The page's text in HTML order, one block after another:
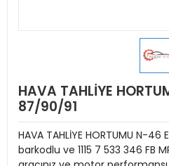
HAVA TAHLİYE
87/90/91
HAVA TAHLİYE HORTUMU N-
barkodlu ve 1115 7 533 346 FB